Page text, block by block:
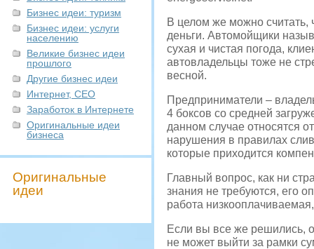
Бизнес идеи: туризм
Бизнес идеи: услуги
населению
Великие бизнес идеи
прошлого
Другие бизнес идеи
Интернет, СЕО
Заработок в Интернете
Оригинальные идеи
бизнеса
Оригинальные
идеи
В целом же можно считать,
деньги. Автомойщики
сухая и чистая погода,
автовладельцы тоже не
весной.
Предприниматели –
4 боксов со средней
данном случае относятся
нарушения в правилах
которые приходится
Главный вопрос, как ни
знания не требуются, его
работа
Если вы все же решились,
не может выйти за рамки